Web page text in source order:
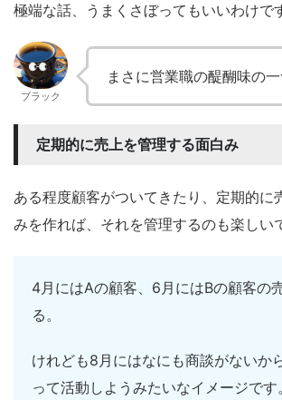
極端な話、うまくさぼってもいいわけで
ブラック
まさに営業職の醍醐味の
定期的に売上を管理する面白み
ある程度顧客がついてきたり、定期的に
みを作れば、それを管理するのも楽しい
4月にはAの顧客、6月にはBの顧客の
る。
けれども8月にはなにも商談がないか
って活動しようみたいなイメージです。